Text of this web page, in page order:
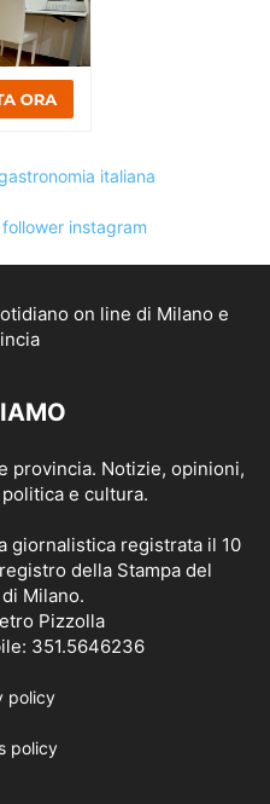
provincia. Notizie, opinioni,
e cultura.
giornalistica registrata il 10
della Stampa del
Milano.
Pizzolla
351.5646236
policy
policy